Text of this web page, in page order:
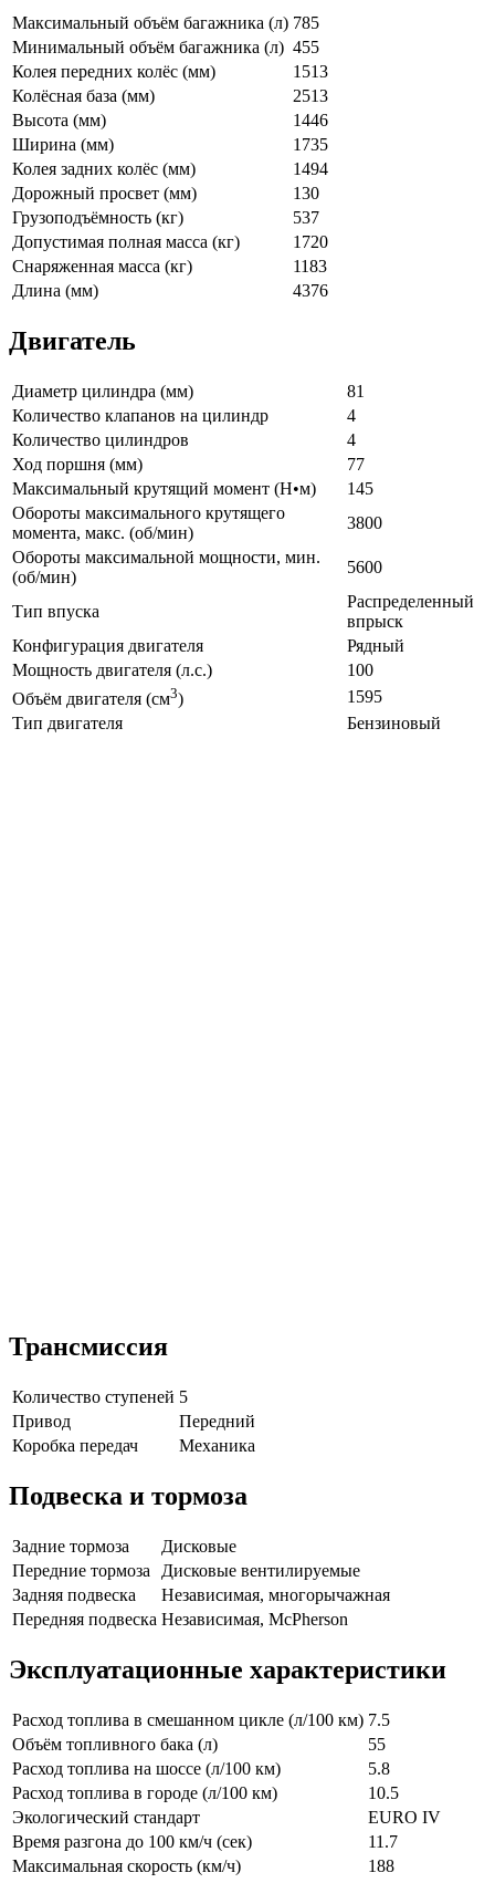
Максимальный объём багажника (л) 785
Минимальный объём багажника (л) 455
Колея передних колёс (мм)
1513
Колёсная база (мм)
2513
Высота (мм)
1446
Ширина (мм)
1735
Колея задних колёс (мм)
1494
Дорожный просвет (мм)
130
Грузоподъёмность (кг)
537
Допустимая полная масса (кг)
1720
Снаряженная масса (кг)
1183
Длина (мм)
4376
Двигатель
Диаметр цилиндра (мм)
81
Количество клапанов на цилиндр
4
Количество цилиндров
4
Ход поршня (мм)
77
Максимальный крутящий момент (Н•м)
145
Обороты максимального крутящего
момента, макс. (об/мин)
3800
Обороты максимальной мощности, мин.
(об/мин)
5600
Тип впуска
Распределенный
впрыск
Конфигурация двигателя
Рядный
Мощность двигателя (л.с.)
100
Объём двигателя (см3)
1595
Тип двигателя
Бензиновый
Трансмиссия
Количество ступеней 5
Привод
Передний
Коробка передач
Механика
Подвеска и тормоза
Задние тормоза
Дисковые
Передние тормоза
Дисковые вентилируемые
Задняя подвеска
Независимая, многорычажная
Передняя подвеска Независимая, McPherson
Эксплуатационные характеристики
Расход топлива в смешанном цикле (л/100 км) 7.5
Объём топливного бака (л)
55
Расход топлива на шоссе (л/100 км)
5.8
Расход топлива в городе (л/100 км)
10.5
Экологический стандарт
EURO IV
Время разгона до 100 км/ч (сек)
11.7
Максимальная скорость (км/ч)
188